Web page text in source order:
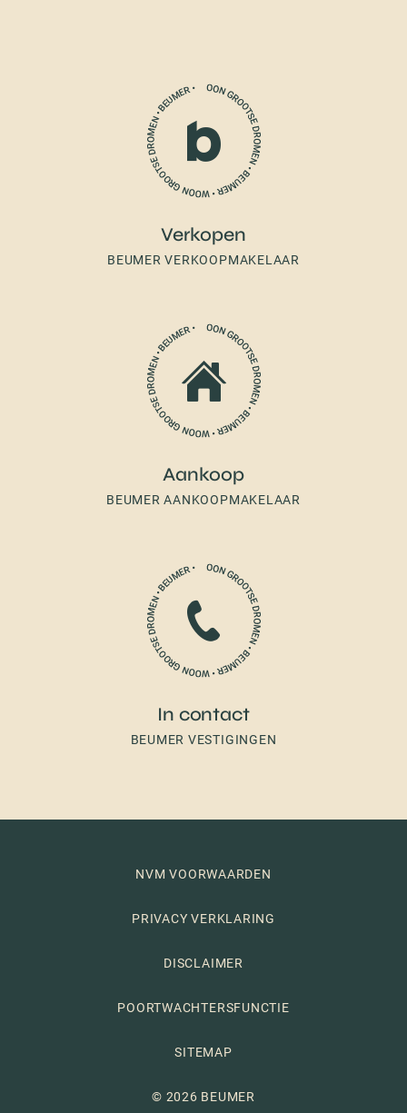
Verkopen
BEUMER VERKOOPMAKELAAR
Aankoop
BEUMER AANKOOPMAKELAAR
In contact
BEUMER VESTIGINGEN
NVM VOORWAARDEN
PRIVACY VERKLARING
DISCLAIMER
POORTWACHTERSFUNCTIE
SITEMAP
© 2026 BEUMER